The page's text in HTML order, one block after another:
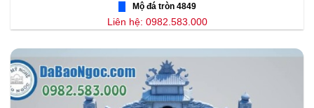
Mộ đá tròn 4849
Liên hệ: 0982.583.000